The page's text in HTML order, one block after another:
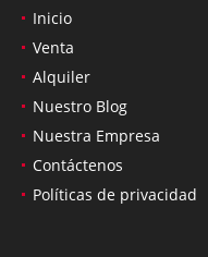
Inicio
Venta
Alquiler
Nuestro Blog
Nuestra Empresa
Contáctenos
Políticas de privacidad